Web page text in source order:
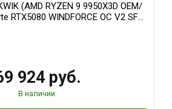
(AMD RYZEN 9 9950X3D OEM/
RTX5080 WINDFORCE OC V2 SFF
ГБ SSD)
924 руб.
В наличии